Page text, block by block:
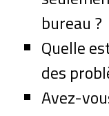
bureau ?
Quelle
des
Avez-